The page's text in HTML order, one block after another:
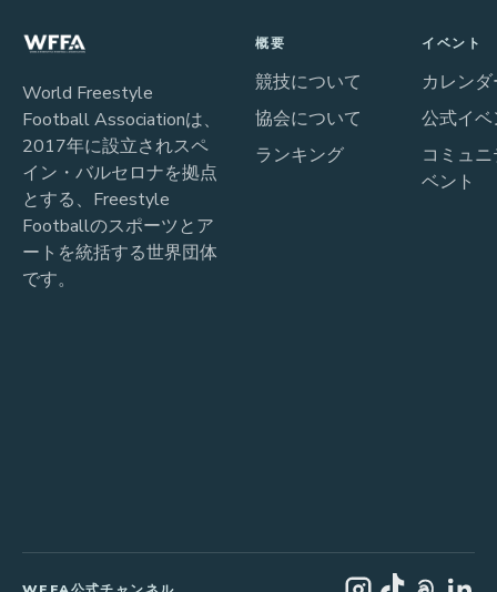
World Freestyle
Football Associationは、
2017年に設立されスペ
イン・バルセロナを拠点
とする、Freestyle
Footballのスポーツとア
ートを統括する世界団体
です。
概要
競技について
協会について
ランキング
イベント
カレンダ
公式イ
コミュ
ベント